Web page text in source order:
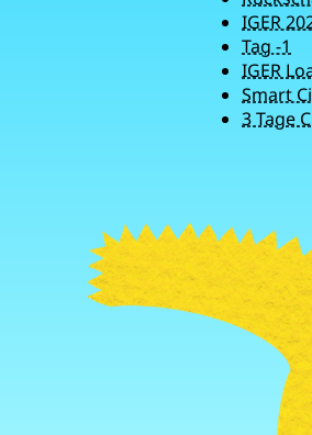
IGER
Tag -1
IGER
Smart
3 Tage